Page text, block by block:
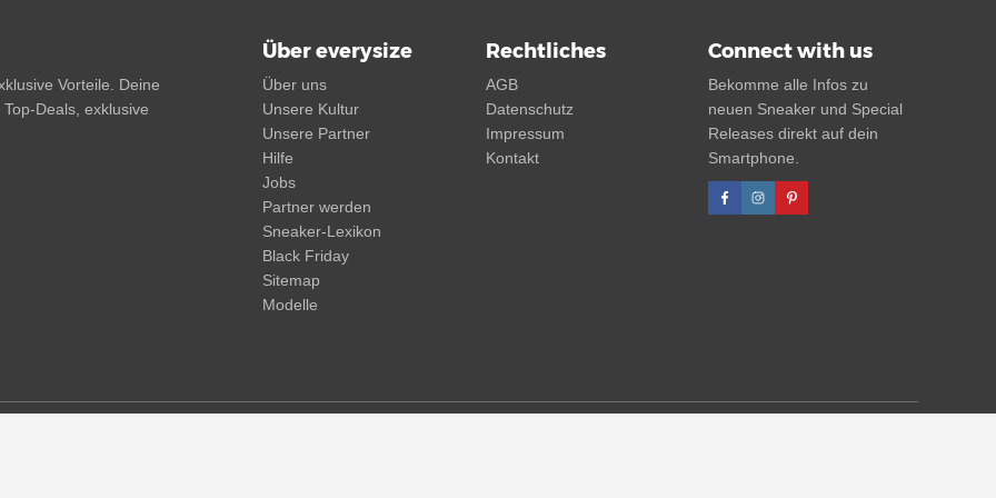
Vorteile. Deine
Deals, exklusive
Über everysize
Über uns
Unsere Kultur
Unsere Partner
Hilfe
Jobs
Partner werden
Sneaker-Lexikon
Black Friday
Sitemap
Modelle
Rechtliches
AGB
Datenschutz
Impressum
Kontakt
Connect with us
Bekomme alle Infos zu
neuen Sneaker und Special
Releases direkt auf dein
Smartphone.